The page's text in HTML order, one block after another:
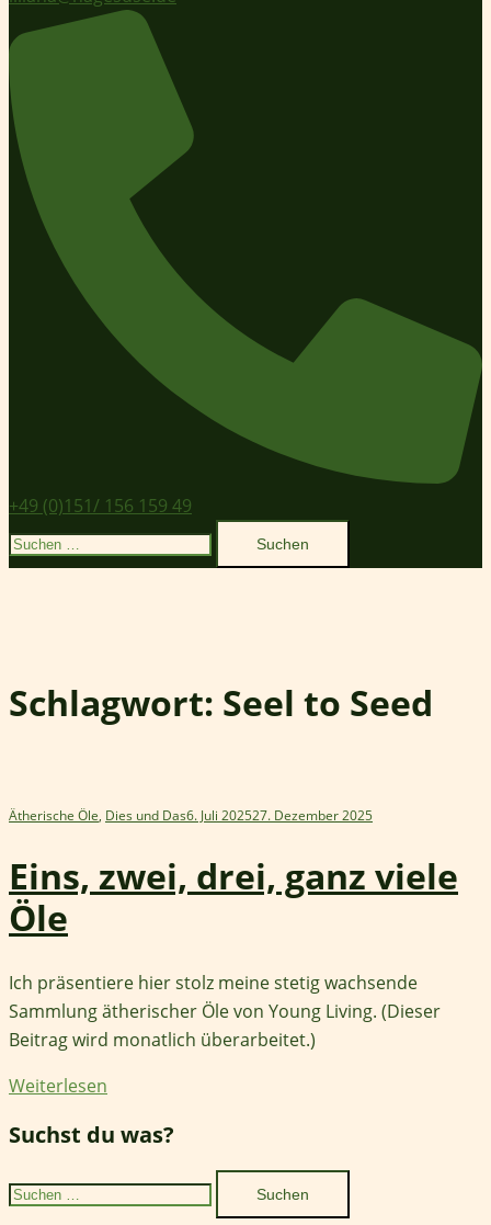
+49 (0)151/ 156 159 49
Suchen
nach:
Schlagwort: Seel to Seed
Ätherische Öle, Dies und Das6. Juli 202527. Dezember 2025
Eins, zwei, drei, ganz viele
Öle
Ich präsentiere hier stolz meine stetig wachsende
Sammlung ätherischer Öle von Young Living. (Dieser
Beitrag wird monatlich überarbeitet.)
Weiterlesen
Suchst du was?
Suchen
nach: